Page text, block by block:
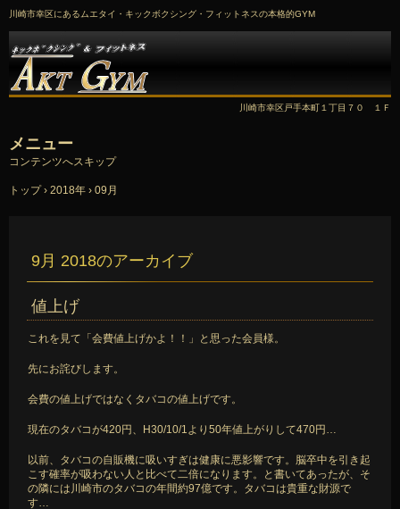
川崎市幸区にあるムエタイ・キックボクシング・フィットネスの本格的GYM
川崎市幸区戸手本町１丁目７０ １Ｆ
メニュー
コンテンツへスキップ
トップ › 2018年 › 09月
9月 2018のアーカイブ
値上げ
これを見て「会費値上げかよ！！」と思った会員様。
先にお詫びします。
会費の値上げではなくタバコの値上げです。
現在のタバコが420円、H30/10/1より50年値上がりして470円…
以前、タバコの自販機に吸いすぎは健康に悪影響です。脳卒中を引き起
こす確率が吸わない人と比べて二倍になります。と書いてあったが、そ
の隣には川崎市のタバコの年間約97億です。タバコは貴重な財源で
す…